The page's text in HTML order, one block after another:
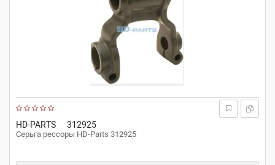
HD-PARTS 312925
Серьга рессоры HD-Parts 312925